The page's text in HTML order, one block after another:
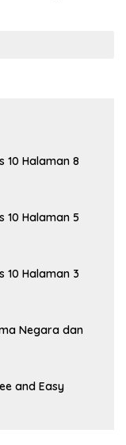
10 Halaman 8
10 Halaman 5
10 Halaman 3
Negara dan
and Easy